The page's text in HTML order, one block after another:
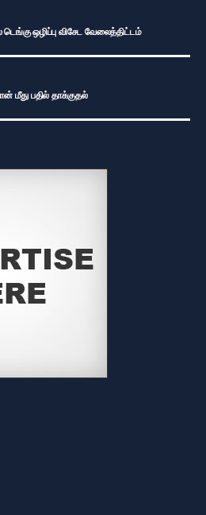
ஒழிப்பு விசேட வேலைத்திட்டம்
மீது பதில் தாக்குதல்